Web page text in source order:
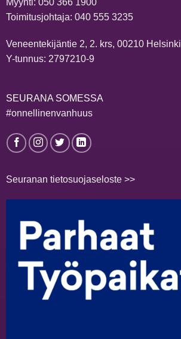
Toimitusjohtaja: 040 555 3235
Veneentekijäntie 2, 2. krs, 00210 Helsinki
Y-tunnus: 2797210-9
SEURANA SOMESSA
#onnellinenvanhuus
Seuranan tietosuojaseloste >>